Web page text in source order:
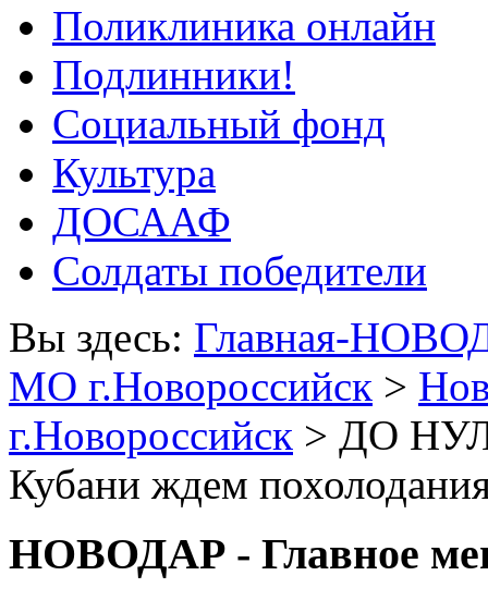
Поликлиника онлайн
Подлинники!
Социальный фонд
Культура
ДОСААФ
Солдаты победители
Вы здесь: Главная-
МО г.Новороссийск >
г.Новороссийск > ДО
Кубани ждем
НОВОДАР - Главное